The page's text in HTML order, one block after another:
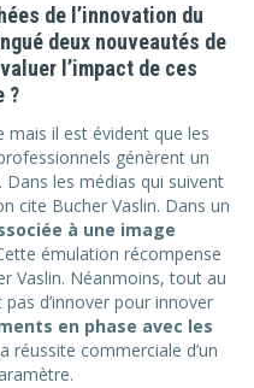
de l’innovation du
deux nouveautés de
l’impact de ces
?
il est évident que les
génèrent un
les médias qui suivent
cite Bucher Vaslin. Dans un
à une image
émulation récompense
Vaslin. Néanmoins, tout au
d’innover pour innover
en phase avec les
réussite commerciale d’un